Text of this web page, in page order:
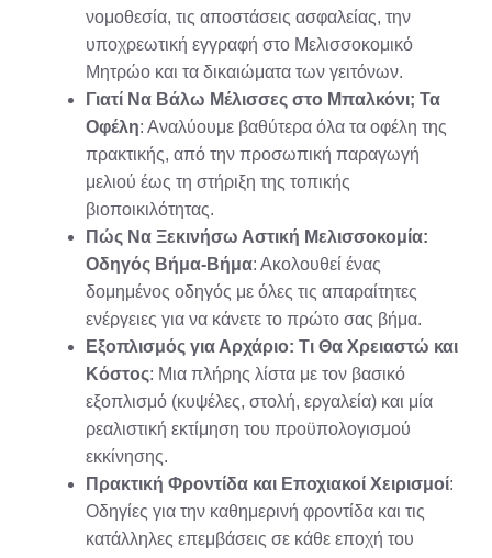
νομοθεσία, τις αποστάσεις ασφαλείας, την
υποχρεωτική εγγραφή στο Μελισσοκομικό
Μητρώο και τα δικαιώματα των γειτόνων.
Γιατί Να Βάλω Μέλισσες στο Μπαλκόνι; Τα
Οφέλη: Αναλύουμε βαθύτερα όλα τα οφέλη της
πρακτικής, από την προσωπική παραγωγή
μελιού έως τη στήριξη της τοπικής
βιοποικιλότητας.
Πώς Να Ξεκινήσω Αστική Μελισσοκομία:
Οδηγός Βήμα-Βήμα: Ακολουθεί ένας
δομημένος οδηγός με όλες τις απαραίτητες
ενέργειες για να κάνετε το πρώτο σας βήμα.
Εξοπλισμός για Αρχάριο: Τι Θα Χρειαστώ και
Κόστος: Μια πλήρης λίστα με τον βασικό
εξοπλισμό (κυψέλες, στολή, εργαλεία) και μία
ρεαλιστική εκτίμηση του προϋπολογισμού
εκκίνησης.
Πρακτική Φροντίδα και Εποχιακοί Χειρισμοί:
Οδηγίες για την καθημερινή φροντίδα και τις
κατάλληλες επεμβάσεις σε κάθε εποχή του